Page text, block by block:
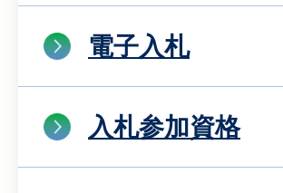
電子入札
入札参加資格